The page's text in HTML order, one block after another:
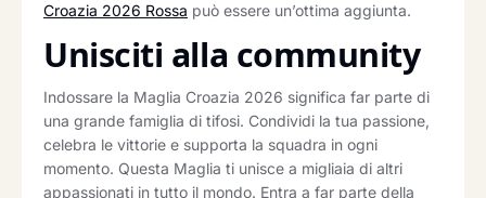
Croazia 2026 Rossa può essere un’ottima aggiunta.
Unisciti alla community
Indossare la Maglia Croazia 2026 significa far parte di
una grande famiglia di tifosi. Condividi la tua passione,
celebra le vittorie e supporta la squadra in ogni
momento. Questa Maglia ti unisce a migliaia di altri
appassionati in tutto il mondo. Entra a far parte della